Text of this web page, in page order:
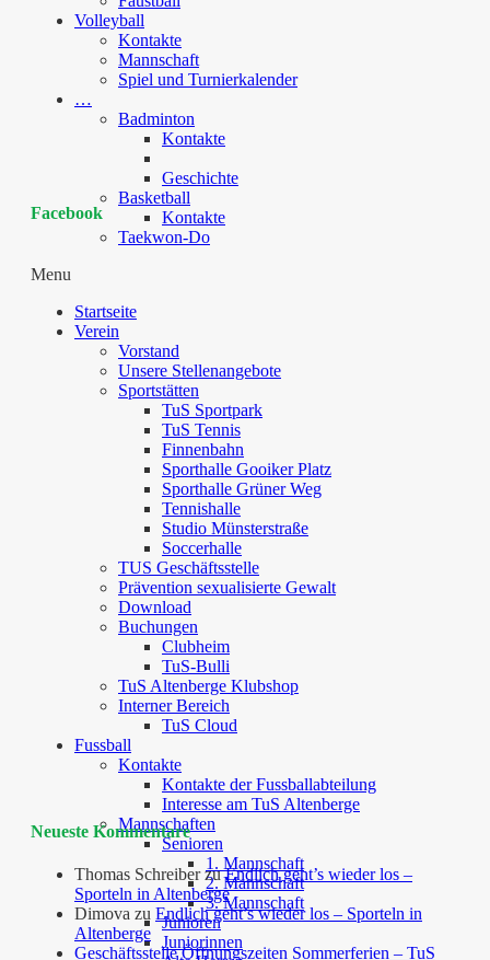
Volleyball
Kontakte
Mannschaft
Spiel und Turnierkalender
…
Badminton
Kontakte
Geschichte
Basketball
Kontakte
Taekwon-Do
Menu
Startseite
Verein
Vorstand
Unsere Stellenangebote
Sportstätten
TuS Sportpark
TuS Tennis
Finnenbahn
Sporthalle Gooiker Platz
Sporthalle Grüner Weg
Tennishalle
Studio Münsterstraße
Soccerhalle
TUS Geschäftsstelle
Prävention sexualisierte Gewalt
Download
Buchungen
Clubheim
TuS-Bulli
TuS Altenberge Klubshop
Interner Bereich
TuS Cloud
Fussball
Kontakte
Kontakte der Fussballabteilung
Interesse am TuS Altenberge
Mannschaften
Senioren
1. Mannschaft
2. Mannschaft
3. Mannschaft
Junioren
Juniorinnen
Facebook
Neueste Kommentare
Thomas SchreiberzuEndlich geht’s wieder los –
Sporteln in Altenberge
Dimova zu Endlich geht’s wieder los – Sporteln in
Altenberge
Geschäftsstelle Öffnungszeiten Sommerferien – TuS